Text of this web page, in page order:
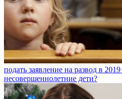
подать заявление на развод в 2019
несовершеннолетние дети?